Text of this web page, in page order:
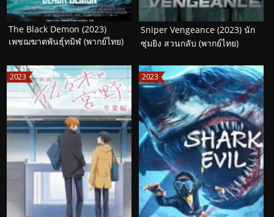
The Black Demon (2023)
เพชฌฆาตพันธุ์ทมิฬ (พากย์ไทย)
Sniper Vengeance (2023) นัก
ซุ่มยิง สวนกลับ (พากย์ไทย)
2023 2023